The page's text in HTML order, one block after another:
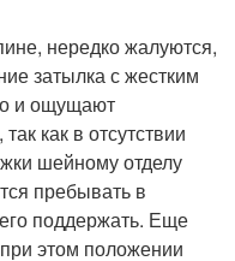
нередко жалуются,
затылка с жестким
и ощущают
как в отсутствии
шейному отделу
пребывать в
поддержать. Еще
этом положении